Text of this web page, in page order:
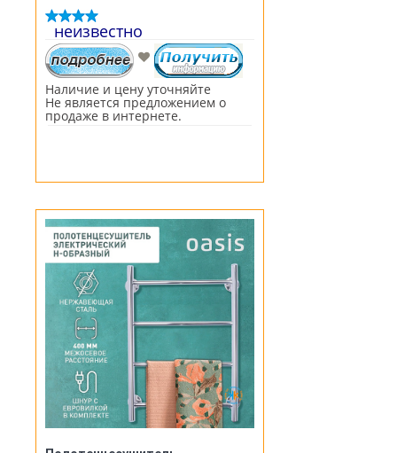
неизвестно
Наличие и цену уточняйте
Не является предложением о
продаже в интернете.